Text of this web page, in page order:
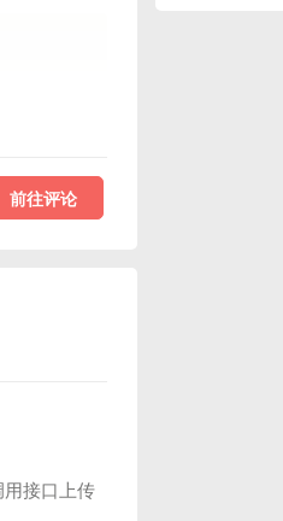
前往评论
用接口上传